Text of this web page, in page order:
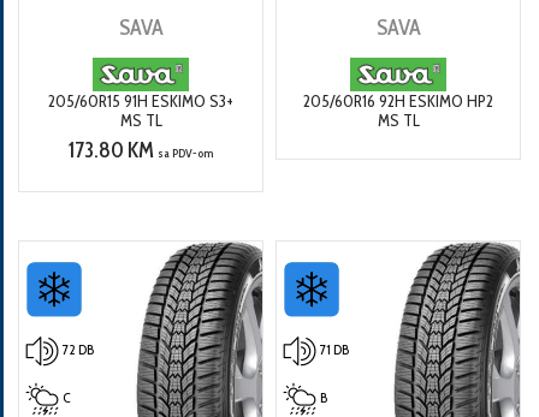
SAVA
205/60R15 91H ESKIMO S3+
MS TL
173.80 KM sa PDV-om
SAVA
205/60R16 92H ESKIMO HP2
MS TL
72 DB
C
71 DB
B